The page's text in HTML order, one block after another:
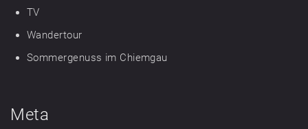
TV
Wandertour
Sommergenuss im Chiemgau
Meta